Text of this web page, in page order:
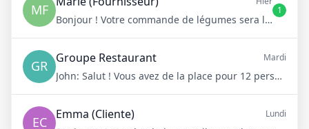
MF
Bonjour ! Votre commande de légumes sera livrée demain matin à 8h
1
GR Groupe Restaurant Mardi
John: Salut ! Vous avez de la place pour 12 personnes samedi soir ?
EC Emma (Cliente) Lundi